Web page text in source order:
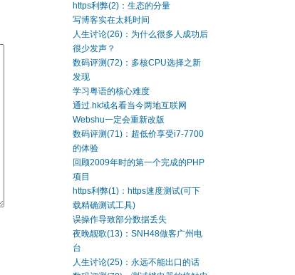
https利弊(2)：生态的分量
写博客实在太耗时间
人生讨论(26)：为什么很多人成功后
很少发声？
数码评测(72)：多核CPU选择之新
发现
学习粤语的核心难度
通过.hk域名看当今两地互联网
Webshu一定会重新改版
数码评测(71)：超低价享受i7-7700
的体验
回顾2009年时的第一个完成的PHP
项目
https利弊(1)：https速度测试(可下
载精确测试工具)
误操作导致部分数据丢失
夜晚靓歌(13)：SNH48做客广州电
台
人生讨论(25)：永远不能出口的话